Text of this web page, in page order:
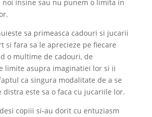
noi insine sau nu punem o limita in
sa primeasca cadouri si jucarii
si fara sa le aprecieze pe fiecare
o multime de cadouri, de
limite asupra imaginatiei lor si ii
ca singura modalitate de a se
distra este sa o faca cu jucariile lor.
copiii si-au dorit cu entuziasm